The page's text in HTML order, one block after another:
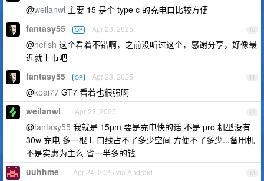
@weilanwl 主要 15 是个 type c 的充电口比较方便
10
fantasy55 OP Apr 23, 2025
@hefish 这个看着不错啊，之前没听过这个，感谢分享，好像最
近就上市吧
11
fantasy55 OP Apr 23, 2025
@keai77 GT7 看着也很强啊
12
weilanwl Apr 23, 2025
@fantasy55 我就是 15pm 要是充电快的话 不是 pro 机型没有
30w 充电 多一根 L 口线占不了多少空间 方便不了多少...备用机
不是实惠为主么 省一半多的钱
13
uuhhme Apr 24, 2025 via Android